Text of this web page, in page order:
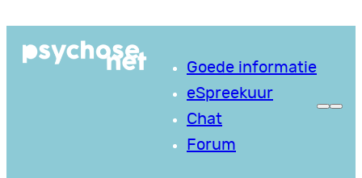
naar
Goede informatie
eSpreekuur
Chat
Forum